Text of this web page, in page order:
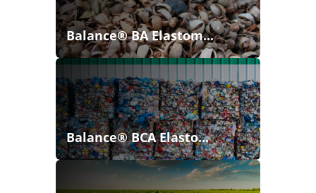
Balance® BA Elastom...
Balance® BCA Elasto...